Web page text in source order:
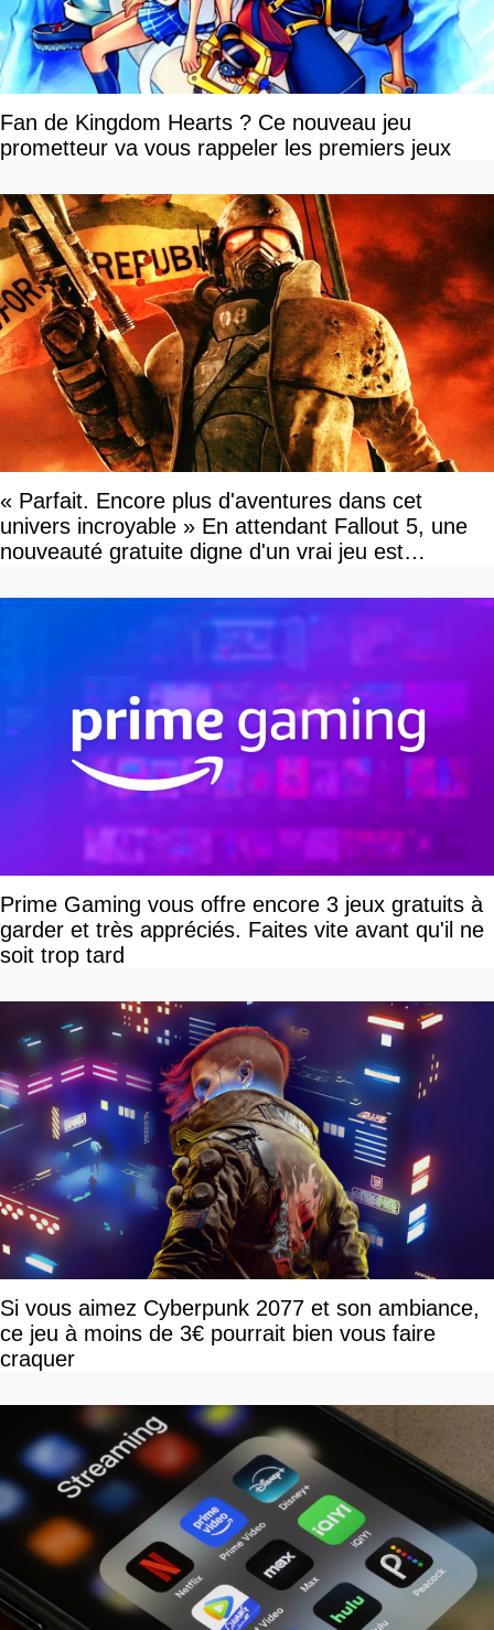
Fan de Kingdom Hearts ? Ce nouveau jeu
prometteur va vous rappeler les premiers jeux
« Parfait. Encore plus d'aventures dans cet
univers incroyable » En attendant Fallout 5, une
nouveauté gratuite digne d'un vrai jeu est
Prime Gaming vous offre encore 3 jeux gratuits à
garder et très appréciés. Faites vite avant qu'il ne
soit trop tard
Si vous aimez Cyberpunk 2077 et son ambiance,
ce jeu à moins de 3€ pourrait bien vous faire
craquer